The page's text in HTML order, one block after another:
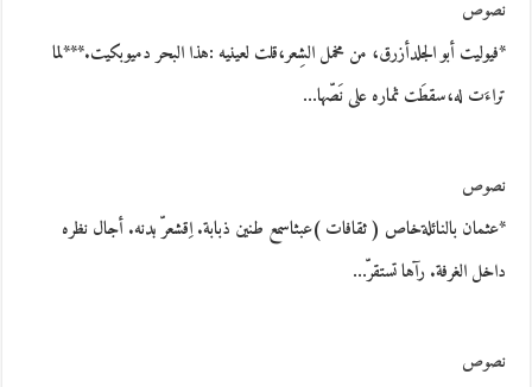
نصوص
*فيوليت أبو الجلدأزرق، من مخمل الشِعر،قلت لعينيه :هذا البحر دميوبكيت.***لما
تراءَت له،سقطَت ثماره على نَصّها…
نصوص
*عثمان بالنائلةخاص ( ثقافات )عبثاسمع طنين ذبابة. اِقشعرّ بدنه. أجال نظره
داخل الغرفة. رآها تستقرّ…
نصوص